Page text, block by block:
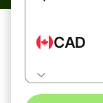
CAD